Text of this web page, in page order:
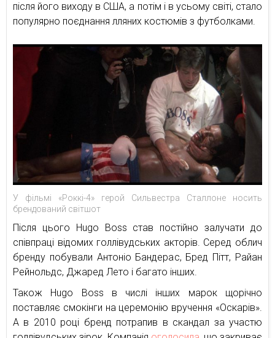
після його виходу в США, а потім і в усьому світі, стало
популярно поєднання лляних костюмів з футболками.
У фільмі «Роккі-4» герой Сильвестра Сталлоне носить
брендований світшот
Після цього Hugo Boss став постійно залучати до
співпраці відомих голлівудських акторів. Серед облич
бренду побували Антоніо Бандерас, Бред Пітт, Райан
Рейнольдс, Джаред Лето і багато інших.
Також Hugo Boss в числі інших марок щорічно
поставляє смокінги на церемонію вручення «Оскарів».
А в 2010 році бренд потрапив в скандал за участю